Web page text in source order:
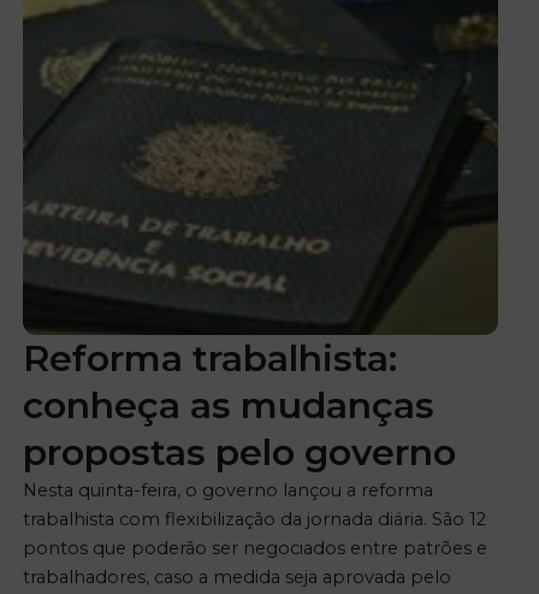
Reforma trabalhista:
conheça as mudanças
propostas pelo governo
Nesta quinta-feira, o governo lançou a reforma
trabalhista com flexibilização da jornada diária. São 12
pontos que poderão ser negociados entre patrões e
trabalhadores, caso a medida seja aprovada pelo